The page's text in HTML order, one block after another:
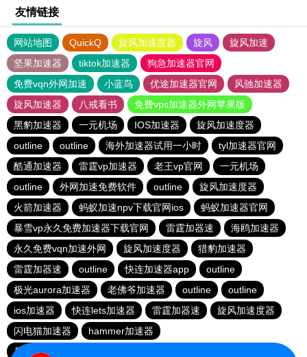
友情链接
网站地图 QuickQ 旋风加速度器 旋风
旋风加速
坚果加速器
tiktok加速器
狗急加速器官网
免费vqn外网加速
小蓝鸟 优途加速器官网
风驰加速器
旋风加速器
八戒看书
免费vps加速器外网苹果版
黑豹加速器
一元机场 IOS加速器
旋风加速度器
outline
outline 海外加速器试用一小时
tyl加速器官网
酷通加速器
雷霆vp加速器 老王vp官网
一元机场
outline
外网加速免费软件 outline
旋风加速度器
火箭加速器
蚂蚁加速npv下载官网ios
蚂蚁加速器官网
暴雪vp永久免费加速器下载官网
雷霆加器速
海鸥加速器
永久免费vqn加速外网
旋风加速度器
猎豹加速器
雷霆加器速
outline 快连加速器app
outline
极光aurora加速器
老佛爷加速器 outline
outline
ios加速器
快连lets加速器 雷霆加器速
旋风加速度器
闪电猫加速器
hammer加速器
暴雪vp永久免费加速器下载官网